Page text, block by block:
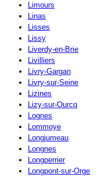
Limours
Linas
Lisses
Lissy
Liverdy-en-Brie
Livilliers
Livry-Gargan
Livry-sur-Seine
Lizines
Lizy-sur-Ourcq
Lognes
Lommoye
Longjumeau
Longnes
Longperrier
Longpont-sur-Orge